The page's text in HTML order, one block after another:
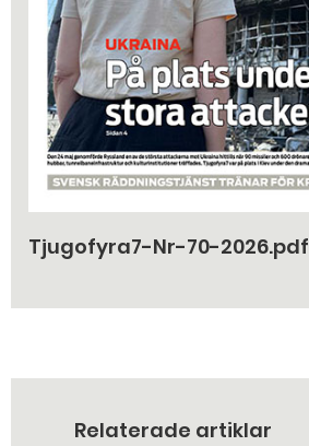
Tjugofyra7-Nr-70-2026.pdf
Relaterade artiklar